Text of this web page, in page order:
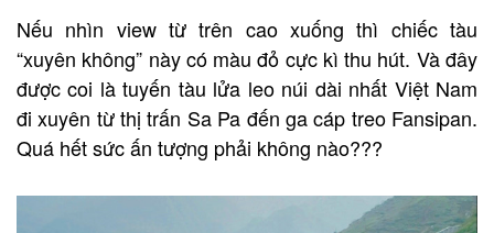
Nếu nhìn view từ trên cao xuống thì chiếc tàu
“xuyên không” này có màu đỏ cực kì thu hút. Và đây
được coi là tuyến tàu lửa leo núi dài nhất Việt Nam
đi xuyên từ thị trấn Sa Pa đến ga cáp treo Fansipan.
Quá hết sức ấn tượng phải không nào???